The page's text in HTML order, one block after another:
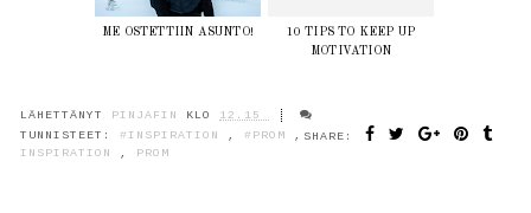
ME OSTETTIIN ASUNTO!
10 TIPS TO KEEP UP
MOTIVATION
LÄHETTÄNYT PINJAFIN KLO 12.15
SHARE:
TUNNISTEET: #INSPIRATION , #PROM
,
INSPIRATION
, PROM